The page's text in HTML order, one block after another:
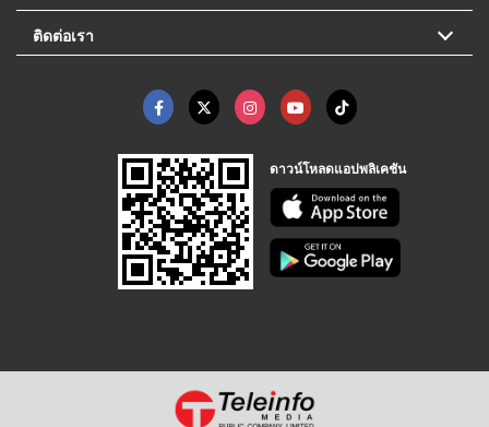
ติดต่อเรา
ดาวน์โหลดแอปพลิเคชัน